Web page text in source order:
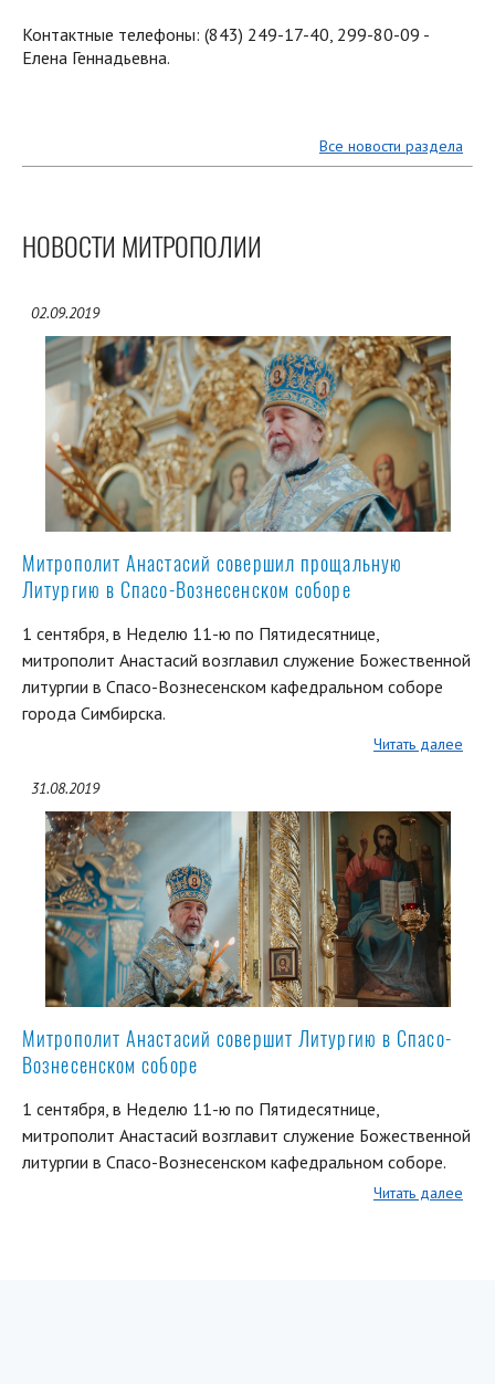
Контактные телефоны: (843) 249-17-40, 299-80-09 -
Елена Геннадьевна.
Все новости раздела
НОВОСТИ МИТРОПОЛИИ
02.09.2019
Митрополит Анастасий совершил прощальную
Литургию в Спасо-Вознесенском соборе
1 сентября, в Неделю 11-ю по Пятидесятнице,
митрополит Анастасий возглавил служение Божественной
литургии в Спасо-Вознесенском кафедральном соборе
города Симбирска.
Читать далее
31.08.2019
Митрополит Анастасий совершит Литургию в Спасо-
Вознесенском соборе
1 сентября, в Неделю 11-ю по Пятидесятнице,
митрополит Анастасий возглавит служение Божественной
литургии в Спасо-Вознесенском кафедральном соборе.
Читать далее